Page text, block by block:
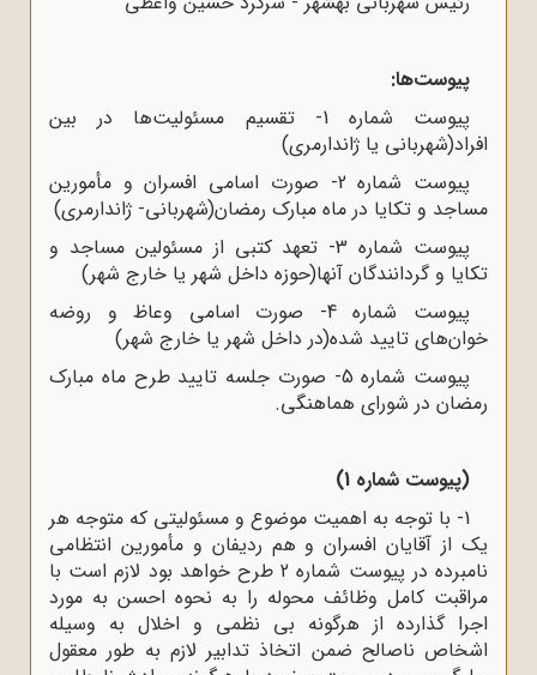
پیوست‌ها:
پیوست شماره 1- تقسیم مسئولیت‌ها در بین
افراد(شهربانی یا ژاندارمری)
پیوست شماره 2- صورت اسامی افسران و مأمورین
مساجد و تکایا در ماه مبارک رمضان(شهربانی- ژاندارمری)
پیوست شماره 3- تعهد کتبی از مسئولین مساجد و
تکایا و گردانندگان آنها(حوزه داخل شهر یا خارج شهر)
پیوست شماره 4- صورت اسامی وعاظ و روضه
خوان‌های تایید شده(در داخل شهر یا خارج شهر)
پیوست شماره 5- صورت جلسه تایید طرح ماه مبارک
رمضان در شورای هماهنگی.
(پیوست شماره 1)
1- با توجه به اهمیت موضوع و مسئولیتی که متوجه هر
یک از آقایان افسران و هم ردیفان و مأمورین انتظامی
نامبرده در پیوست شماره 2 طرح خواهد بود لازم است با
مراقبت کامل وظائف محوله را به نحوه احسن به مورد
اجرا گذارده از هرگونه بی نظمی و اخلال به وسیله
اشخاص ناصالح ضمن اتخاذ تدابیر لازم به طور معقول